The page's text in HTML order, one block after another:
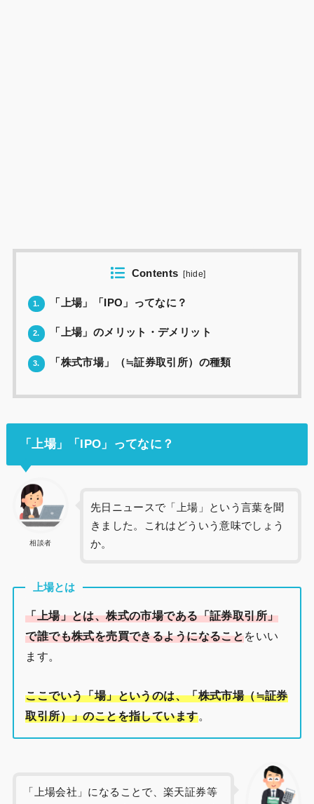
Contents [hide]
1. 「上場」「IPO」ってなに？
2. 「上場」のメリット・デメリット
3. 「株式市場」（≒証券取引所）の種類
「上場」「IPO」ってなに？
相談者
先日ニュースで「上場」という言葉を聞
きました。これはどういう意味でしょう
か。
上場とは
「上場」とは、株式の市場である「証券取引所」
で誰でも株式を売買できるようになることをいい
ます。
ここでいう「場」というのは、「株式市場（≒証券
取引所）」のことを指しています。
「上場会社」になることで、楽天証券等